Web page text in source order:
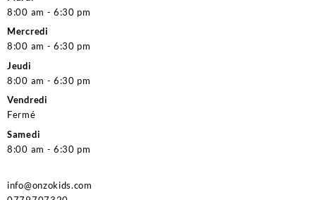
8:00 am - 6:30 pm
Mercredi
8:00 am - 6:30 pm
Jeudi
8:00 am - 6:30 pm
Vendredi
Fermé
Samedi
8:00 am - 6:30 pm
info@onzokids.com